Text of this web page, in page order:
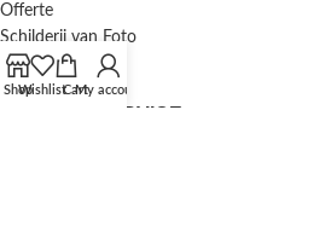
Offerte
Schilderij van Foto
Inlijstservice
KLANTENSERVICE
ShopWishlistCartMy account